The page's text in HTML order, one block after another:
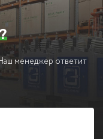
менеджер ответит